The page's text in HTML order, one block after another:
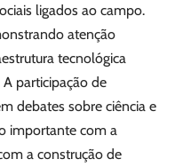
ligados ao campo.
atenção
tecnológica
participação de
debates sobre ciência e
importante com a
a construção de